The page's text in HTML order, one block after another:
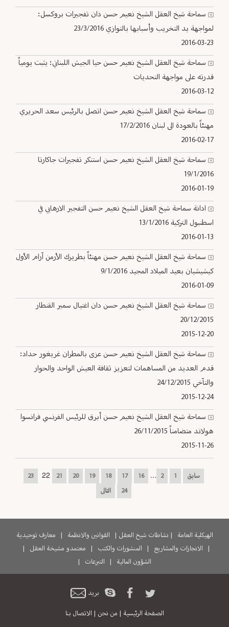
سماحة شيخ العقل الشيخ نعيم حسن دان تفجيرات بروكسل:
لمواجهة يد التخريب وأسبابها بالتوازي 23/3/2016
2016-03-23
سماحة شيخ العقل الشيخ نعيم حسن حيا الجيش اللبناني: يثبت يومياً
قدرته على مواجهة التحديات
2016-03-12
سماحة شيخ العقل الشيخ نعيم حسن اتصل بالرئيس سعد الحريري
مهنئاً بالعودة الى لبنان 17/2/2016
2016-02-17
سماحة شيخ العقل الشيخ نعيم حسن استنكر تفجيرات جاكارتا
19/1/2016
2016-01-19
ادانة سماحة شيخ العقل الشيخ نعيم حسن التفجير الارهابي في
اسطنبول التركية 13/1/2016
2016-01-13
سماحة شيخ العقل الشيخ نعيم حسن مهنئاً بطريرك الأرمن آرام الأول
كيشيشيان بعيد الميلاد المجيد 9/1/2016
2016-01-09
سماحة شيخ العقل الشيخ نعيم حسن دان اغتيال سمير القنطار
20/12/2015
2015-12-20
سماحة شيخ العقل الشيخ نعيم حسن عزى بالمطران غريغور حداد:
قدم العديد من المساهمات لتعزيز ثقافة العيش الواحد والحوار
والتآخي 24/12/2015
2015-12-24
سماحة شيخ العقل الشيخ نعيم حسن أبرق للرئيس الفرنسي فرانسوا
هولاند متضامناً 26/11/2015
2015-11-26
سابق 1
2
...
16
17
18
19
20
21
23
24
التالى
الهيكلية العامة | نشاطات شيخ العقل | القوانين والانظمة |
معارف توحيدية
|
الانجازات والمشاريع | المنشورات والكتب | معتمدو مشيخة العقل
|
الشؤون المالية
| التبرعات |
بريد
الصفحة الرئيسية | من نحن | الاتصال بنا